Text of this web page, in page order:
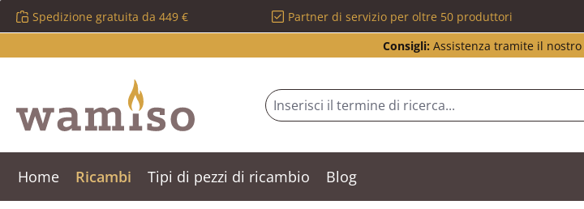
al contenuto principale
Salta alla ricerca
Passa alla navigazione principale
Spedizione gratuita da 449 € Partner di servizio per oltre 50 produttori
Consigli: Assistenza tramite il nostro
Home Ricambi Tipi di pezzi di ricambio Blog